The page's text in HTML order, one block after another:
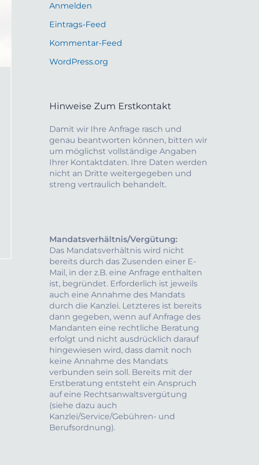
Anmelden
Eintrags-Feed
Kommentar-Feed
WordPress.org
Hinweise Zum Erstkontakt
Damit wir Ihre Anfrage rasch und
genau beantworten können, bitten wir
um möglichst vollständige Angaben
Ihrer Kontaktdaten. Ihre Daten werden
nicht an Dritte weitergegeben und
streng vertraulich behandelt.
Mandatsverhältnis/Vergütung:
Das Mandatsverhältnis wird nicht
bereits durch das Zusenden einer E-
Mail, in der z.B. eine Anfrage enthalten
ist, begründet. Erforderlich ist jeweils
auch eine Annahme des Mandats
durch die Kanzlei. Letzteres ist bereits
dann gegeben, wenn auf Anfrage des
Mandanten eine rechtliche Beratung
erfolgt und nicht ausdrücklich darauf
hingewiesen wird, dass damit noch
keine Annahme des Mandats
verbunden sein soll. Bereits mit der
Erstberatung entsteht ein Anspruch
auf eine Rechtsanwaltsvergütung
(siehe dazu auch
Kanzlei/Service/Gebühren- und
Berufsordnung).